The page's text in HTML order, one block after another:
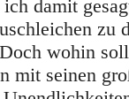
damit
zu
wohin
mit seinen